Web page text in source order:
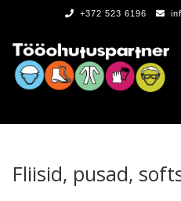
+372 523 6196
Fliisid, pusad,